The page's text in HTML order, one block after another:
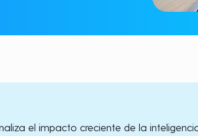
el impacto creciente de la